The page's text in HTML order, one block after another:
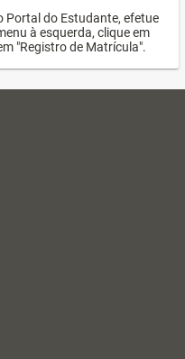
Portal do Estudante, efetue
à esquerda, clique em
"Registro de Matrícula".